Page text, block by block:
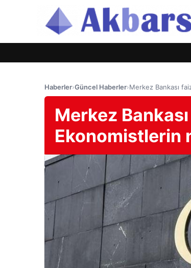
Haberler›Güncel Haberler›Merkez Bankası
Merkez
Ekonomistlerin